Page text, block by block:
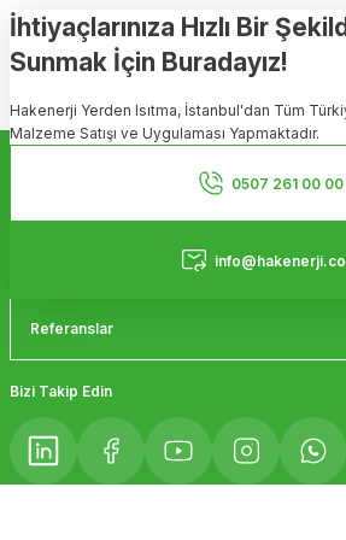
Görüş ve önerileriniz için teşekkür ederiz.
Ürün resmi kalitesiz, bozuk veya
Ürün açıklamasında eksik bilgiler bulunuyor.
Ürün bilgilerinde hatalar bulunuyor.
Ürün fiyatı diğer sitelerden daha pahalı.
Bu ürüne benzer farklı alternatifler olmalı.
İhtiyaçlarınıza Hızlı Bir
Sunmak İçin Buradayız!
Hakenerji Yerden Isıtma, İstanbul'dan Tüm
Malzeme Satışı ve Uygulaması Yapmaktadır.
0507 261 00 00
Referanslar
Bizi Takip Edin